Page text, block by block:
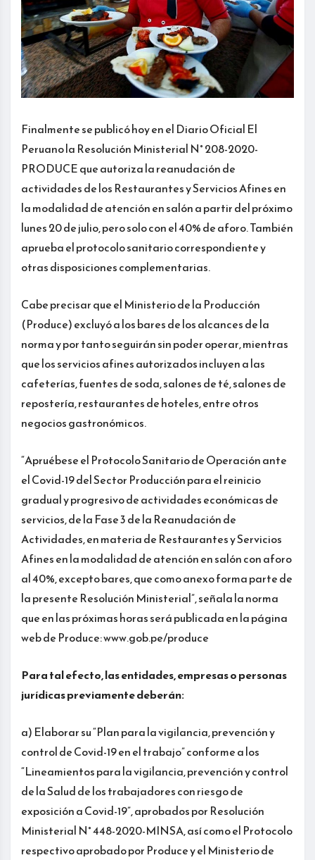
Finalmente se publicó hoy en el Diario Oficial El
Peruano la Resolución Ministerial N° 208-2020-
PRODUCE que autoriza la reanudación de
actividades de los Restaurantes y Servicios Afines en
la modalidad de atención en salón a partir del próximo
lunes 20 de julio, pero solo con el 40% de aforo. También
aprueba el protocolo sanitario correspondiente y
otras disposiciones complementarias.
Cabe precisar que el Ministerio de la Producción
(Produce) excluyó a los bares de los alcances de la
norma y por tanto seguirán sin poder operar, mientras
que los servicios afines autorizados incluyen a las
cafeterías, fuentes de soda, salones de té, salones de
repostería, restaurantes de hoteles, entre otros
negocios gastronómicos.
“Apruébese el Protocolo Sanitario de Operación ante
el Covid-19 del Sector Producción para el reinicio
gradual y progresivo de actividades económicas de
servicios, de la Fase 3 de la Reanudación de
Actividades, en materia de Restaurantes y Servicios
Afines en la modalidad de atención en salón con aforo
al 40%, excepto bares, que como anexo forma parte de
la presente Resolución Ministerial”, señala la norma
que en las próximas horas será publicada en la página
web de Produce: www.gob.pe/produce
Para tal efecto, las entidades, empresas o personas
jurídicas previamente deberán:
a) Elaborar su “Plan para la vigilancia, prevención y
control de Covid-19 en el trabajo” conforme a los
“Lineamientos para la vigilancia, prevención y control
de la Salud de los trabajadores con riesgo de
exposición a Covid-19”, aprobados por Resolución
Ministerial N° 448-2020-MINSA, así como el Protocolo
respectivo aprobado por Produce y el Ministerio de